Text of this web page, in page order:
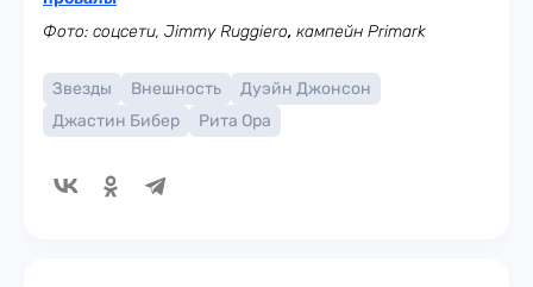
Фото: соцсети, Jimmy Ruggiero, кампейн Primark
Звезды Внешность
Дуэйн Джонсон
Джастин Бибер
Рита Ора